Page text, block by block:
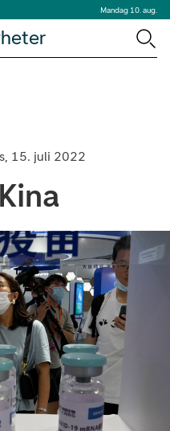
Mandag 10. aug.
15. juli 2022